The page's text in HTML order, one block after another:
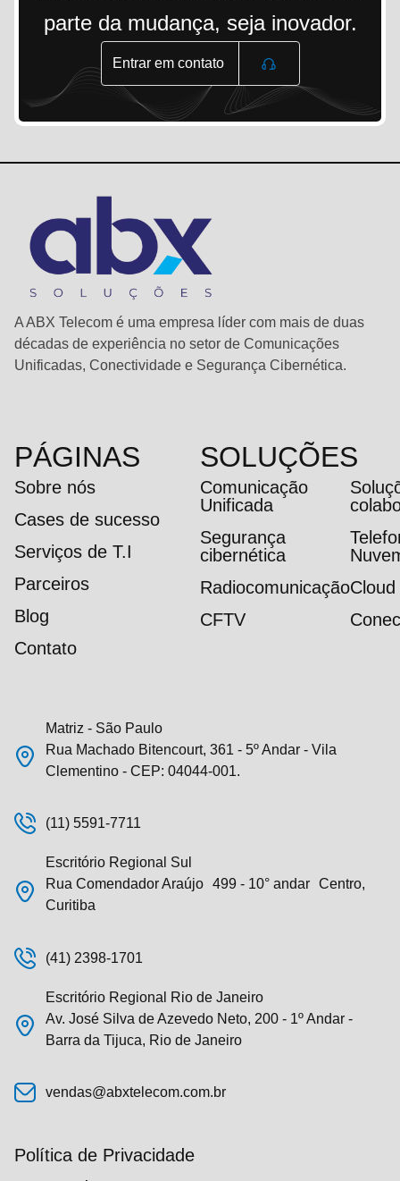
parte da mudança, seja inovador.
Entrar em contato
A ABX Telecom é uma empresa líder com mais de duas
décadas de experiência no setor de Comunicações
Unificadas, Conectividade e Segurança Cibernética.
PÁGINAS
Sobre nós
Cases de sucesso
Serviços de T.I
Parceiros
Blog
Contato
SOLUÇÕES
Comunicação
Unificada
Segurança
cibernética
RadiocomunicaçãoCloud
CFTV
Matriz - São Paulo
Rua Machado Bitencourt, 361 - 5º Andar - Vila
Clementino - CEP: 04044-001.
(11) 5591-7711
Escritório Regional Sul
Rua Comendador Araújo 499 - 10° andar Centro,
Curitiba
(41) 2398-1701
Escritório Regional Rio de Janeiro
Av. José Silva de Azevedo Neto, 200 - 1º Andar -
Barra da Tijuca, Rio de Janeiro
vendas@abxtelecom.com.br
Política de Privacidade